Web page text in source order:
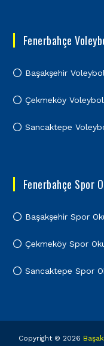
Fenerbahçe
Başakşehir
Çekmeköy
Sancaktepe
Fenerbahçe Spor
Başakşehir Spor
Çekmeköy Spor
Sancaktepe Spor
Copyright © 2026